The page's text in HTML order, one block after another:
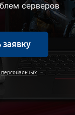
серверов
заявку
персональных